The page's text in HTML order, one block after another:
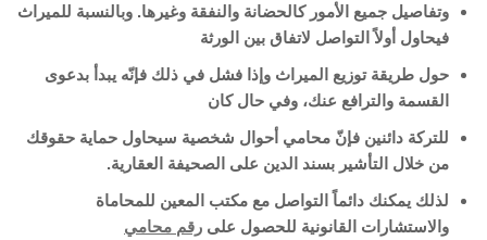
وتفاصيل جميع الأمور كالحضانة والنفقة وغيرها. وبالنسبة للميراث
فيحاول أولاً التواصل لاتفاق بين الورثة
حول طريقة توزيع الميراث وإذا فشل في ذلك فإنّه يبدأ بدعوى
القسمة والترافع عنك، وفي حال كان
للتركة دائنين فإنّ محامي أحوال شخصية سيحاول حماية حقوقك
من خلال التأشير بسند الدين على الصحيفة العقارية.
لذلك يمكنك دائماً التواصل مع مكتب المعين للمحاماة
والاستشارات القانونية للحصول على رقم محامي